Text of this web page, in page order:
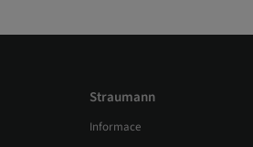
Straumann
Informace